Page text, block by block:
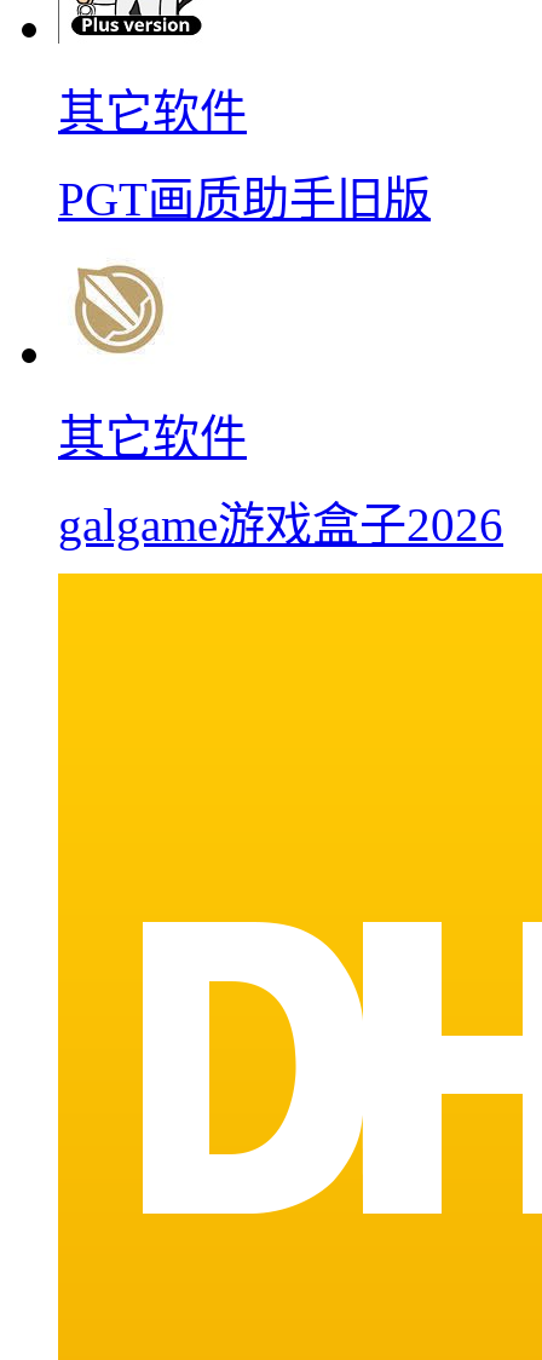
其它软件
PGT画质助手旧版
其它软件
galgame游戏盒子2026